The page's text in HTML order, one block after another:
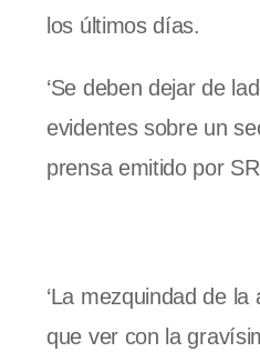
los últimos días.
‘Se deben dejar de
evidentes sobre un
prensa emitido por
‘La mezquindad de
que ver con la